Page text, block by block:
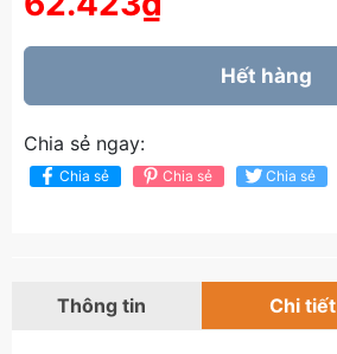
Hết hàng
Chia sẻ ngay:
Chia sẻ Chia sẻ Chia sẻ
Thông tin Chi tiết